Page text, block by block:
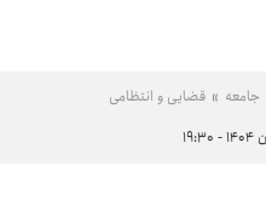
جامعه قضایی و انتظامی